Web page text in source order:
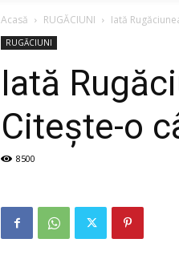
Acasă RUGĂCIUNI Iată
RUGĂCIUNI
Iată
Citește-o
8500